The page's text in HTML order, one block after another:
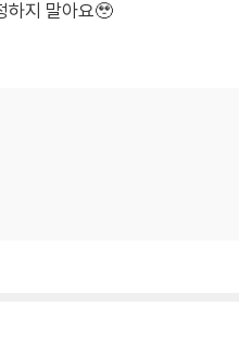
하지 말아요🥹